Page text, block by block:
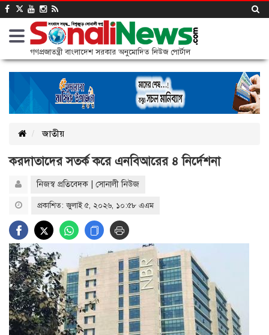
গণপ্রজাতন্ত্রী বাংলাদেশ সরকার অনুমোদিত নিউজ পোর্টাল
জাতীয়
করদাতাদের সতর্ক করে এনবিআরের ৪ নির্দেশনা
নিজস্ব প্রতিবেদক | সোনালী নিউজ
প্রকাশিত: জুলাই ৫, ২০২৬, ১০:৫৮ এএম